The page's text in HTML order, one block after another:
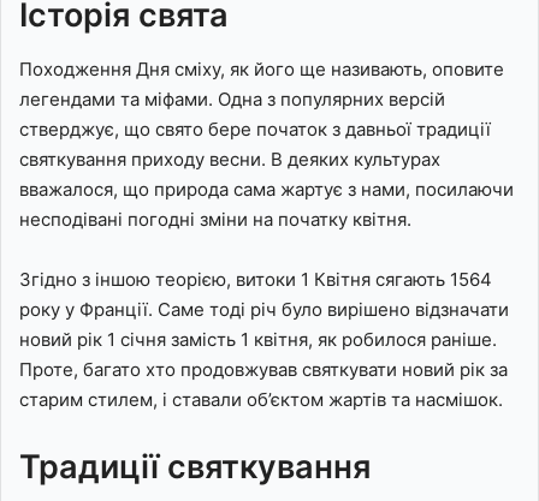
Історія свята
Походження Дня сміху, як його ще називають, оповите
легендами та міфами. Одна з популярних версій
стверджує, що свято бере початок з давньої традиції
святкування приходу весни. В деяких культурах
вважалося, що природа сама жартує з нами, посилаючи
несподівані погодні зміни на початку квітня.
Згідно з іншою теорією, витоки 1 Квітня сягають 1564
року у Франції. Саме тоді річ було вирішено відзначати
новий рік 1 січня замість 1 квітня, як робилося раніше.
Проте, багато хто продовжував святкувати новий рік за
старим стилем, і ставали об’єктом жартів та насмішок.
Традиції святкування